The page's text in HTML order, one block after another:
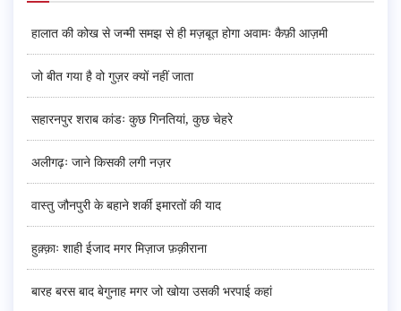
हालात की कोख से जन्मी समझ से ही मज़बूत होगा अवामः कैफ़ी आज़मी
जो बीत गया है वो गुज़र क्यों नहीं जाता
सहारनपुर शराब कांडः कुछ गिनतियां, कुछ चेहरे
अलीगढ़ः जाने किसकी लगी नज़र
वास्तु जौनपुरी के बहाने शर्की इमारतों की याद
हुक़्क़ाः शाही ईजाद मगर मिज़ाज फ़क़ीराना
बारह बरस बाद बेगुनाह मगर जो खोया उसकी भरपाई कहां